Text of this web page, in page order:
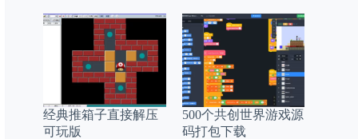
经典推箱子直接解压
可玩版
500个共创世界游戏源
码打包下载